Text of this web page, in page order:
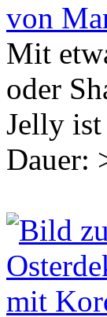
von
Mit
oder
Jelly
Dauer: